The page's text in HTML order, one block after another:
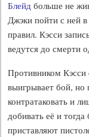
Блейд больше не
Джэки пойти с ней
правил. Кэсси
ведутся до смерти
Противником Кэсси
выигрывает бой, но
контратаковать и
добивать её и
приставляют